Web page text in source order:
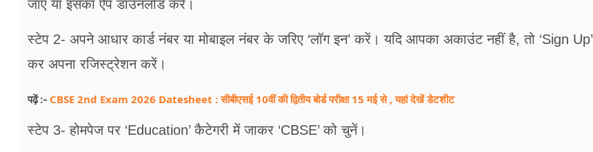
जाएं या इसका ऐप डाउनलोड करें।
स्टेप 2- अपने आधार कार्ड नंबर या मोबाइल नंबर के जरिए ‘लॉग इन’ करें। यदि आपका अकाउंट नहीं है, तो ‘Sign Up’
कर अपना रजिस्ट्रेशन करें।
पढ़ें :- CBSE 2nd Exam 2026 Datesheet : सीबीएसई 10वीं की द्वितीय बोर्ड परीक्षा 15 मई से , यहां देखें डेटशीट
स्टेप 3- होमपेज पर ‘Education’ कैटेगरी में जाकर ‘CBSE’ को चुनें।